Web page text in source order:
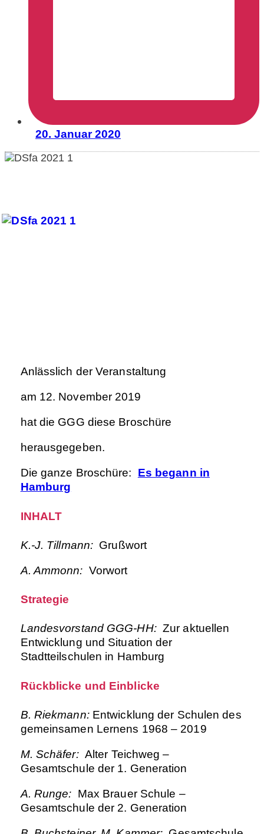
20. Januar 2020
Anlässlich der Veranstaltung
am 12. November 2019
hat die GGG diese Broschüre
herausgegeben.
Die ganze Broschüre: Es begann in
Hamburg
INHALT
K.-J. Tillmann: Grußwort
A. Ammonn: Vorwort
Strategie
Landesvorstand GGG-HH: Zur aktuellen
Entwicklung und Situation der
Stadtteilschulen in Hamburg
Rückblicke und Einblicke
B. Riekmann: Entwicklung der Schulen des
gemeinsamen Lernens 1968 – 2019
M. Schäfer: Alter Teichweg –
Gesamtschule der 1. Generation
A. Runge: Max Brauer Schule –
Gesamtschule der 2. Generation